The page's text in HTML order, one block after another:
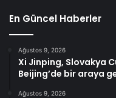
En Güncel Haberler
Ağustos 9, 2026
Xi Jinping, Slovakya
Beijing’de bir araya
Ağustos 9, 2026